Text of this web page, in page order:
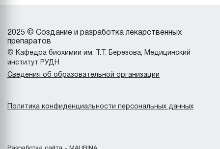
2025 © Создание и разработка лекарственных
препаратов
© Кафедра биохимии им. Т.Т. Березова, Медицинский
институт РУДН
Сведения об образовательной организации
Политика конфиденциальности персональных данных